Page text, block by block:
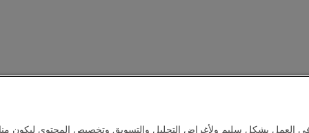
العمل بشكل سليم ولأغراض التحليل والتسويق وتخصيص المحتوى ليكون